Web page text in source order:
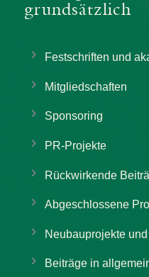
grundsätzlich
Festschriften und
Mitgliedschaften
Sponsoring
PR-Projekte
Rückwirkende
Abgeschlossene
Neubauprojekte
Beiträge in